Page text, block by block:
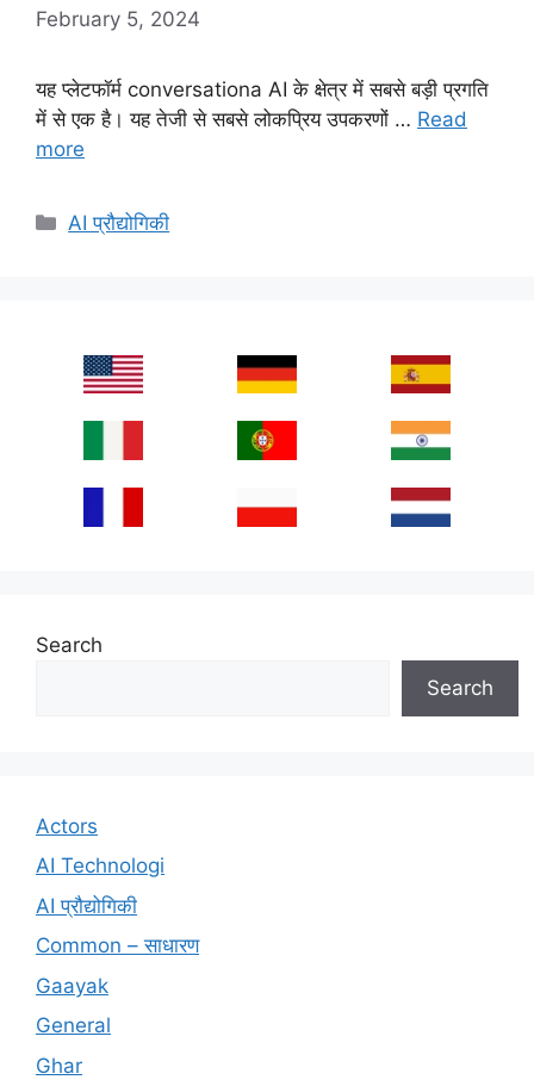
February 5, 2024
यह प्लेटफॉर्म conversationa AI के क्षेत्र में सबसे बड़ी प्रगति
में से एक है। यह तेजी से सबसे लोकप्रिय उपकरणों … Read
more
Categories
AI प्रौद्योगिकी
Search
Search
Actors
AI Technologi
AI प्रौद्योगिकी
Common – साधारण
Gaayak
General
Ghar